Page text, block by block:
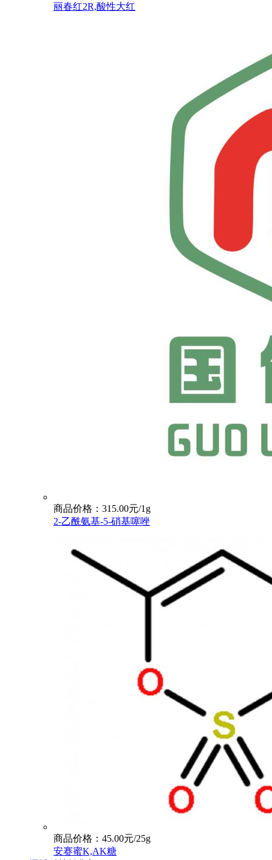
丽春红2R,酸性大红
商品价格：315.00元/1g
2-乙酰氨基-5-硝基噻唑
商品价格：45.00元/25g
安赛蜜K,AK糖